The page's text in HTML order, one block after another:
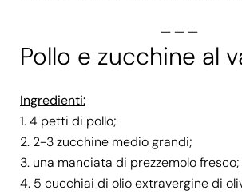
— — —
Pollo e zucchine al
Ingredienti:
4 petti di pollo;
2-3 zucchine medio grandi;
una manciata di prezzemolo fresco;
5 cucchiai di olio extravergine di